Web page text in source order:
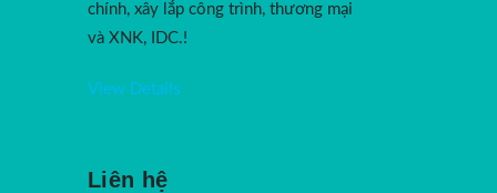
chính, xây lắp công trình, thương mại
và XNK, IDC.!
View Details
Liên hệ